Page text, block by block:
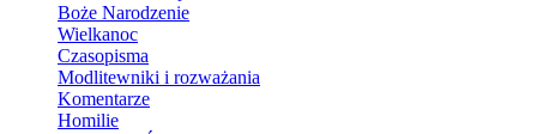
Boże Narodzenie
Wielkanoc
Czasopisma
Modlitewniki i rozważania
Komentarze
Homilie